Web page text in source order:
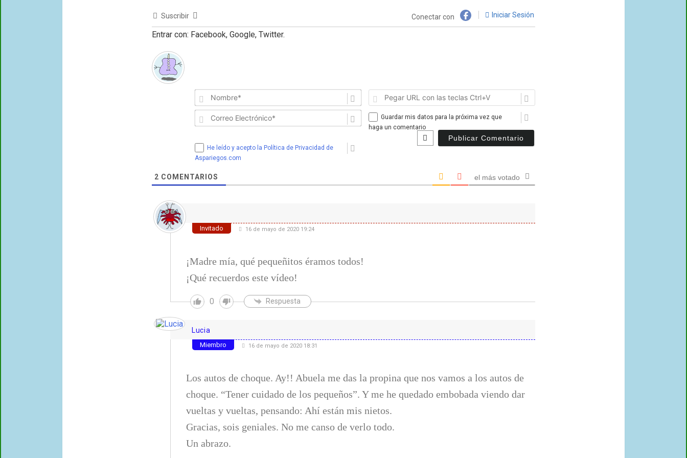
Suscribir Conectar con Iniciar Sesión
Entrar con: Facebook, Google, Twitter.
Nombre*
Correo
Electrónico*
He leído y acepto la Política de Privacidad de
Aspariegos.com
URL
Guardar mis datos para la próxima vez que
haga un comentario
2 COMENTARIOS el más votado
Invitado 16 de mayo de 2020 19:24
¡Madre mía, qué pequeñitos éramos todos!
¡Qué recuerdos este vídeo!
0 Respuesta
Lucia
Miembro 16 de mayo de 2020 18:31
Los autos de choque. Ay!! Abuela me das la propina que nos vamos a los autos de
choque. “Tener cuidado de los pequeños”. Y me he quedado embobada viendo dar
vueltas y vueltas, pensando: Ahí están mis nietos.
Gracias, sois geniales. No me canso de verlo todo.
Un abrazo.